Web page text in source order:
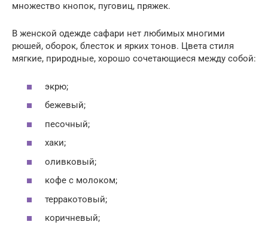
множество кнопок, пуговиц, пряжек.
В женской одежде сафари нет любимых многими
рюшей, оборок, блесток и ярких тонов. Цвета стиля
мягкие, природные, хорошо сочетающиеся между собой:
экрю;
бежевый;
песочный;
хаки;
оливковый;
кофе с молоком;
терракотовый;
коричневый;